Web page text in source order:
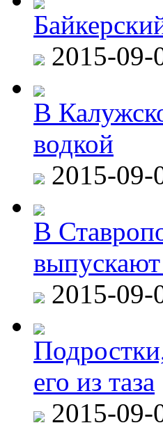
2015-09-
В
водкой
2015-09-
В
2015-09-
его из таза
2015-09-